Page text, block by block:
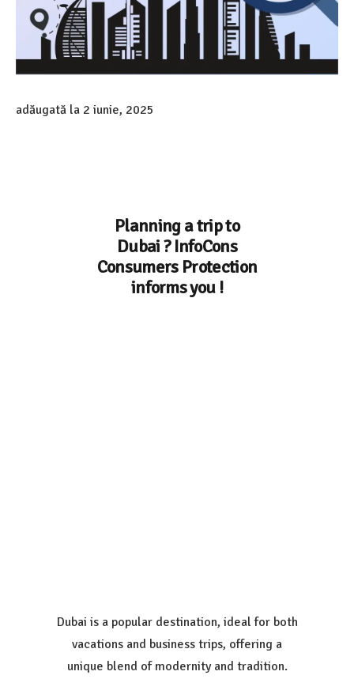
adăugată la 2 iunie, 2025
Planning a trip to
Dubai ? InfoCons
Consumers Protection
informs you !
Dubai is a popular destination, ideal for both
vacations and business trips, offering a
unique blend of modernity and tradition.